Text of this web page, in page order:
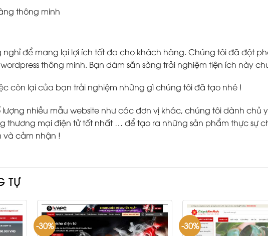
thông minh
để mang lại lợi ích tốt đa cho khách hàng. Chúng tôi đã đột
thông minh. Bạn dám sẵn sàng trải nghiệm tiện ích này
còn lại của bạn trải nghiệm những gì chúng tôi đã tạo nhé !
nhiều mẫu website như các đơn vị khác, chúng tôi dành chủ
thương mại điện tử tốt nhất … để tạo ra những sản phẩm thực sự
và cảm nhận !
TỰ
-30% -30%